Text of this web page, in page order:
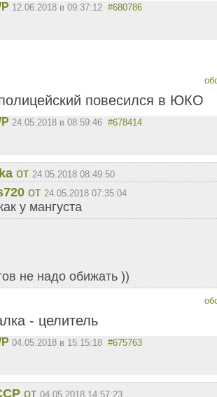
12.06.2018 в 09:37:12 #680786
повесился в ЮКО
24.05.2018 в 08:59:46 #678414
от 24.05.2018 08:49:50
от 24.05.2018 07:35:04
у мангуста
не надо обижать ))
- целитель
04.05.2018 в 15:15:18 #675763
от 04.05.2018 14:57:23